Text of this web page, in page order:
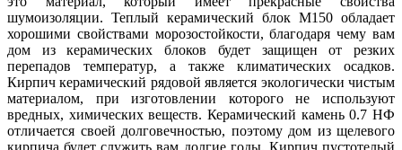
шумоизоляции. Теплый керамический блок М150 обладает
хорошими свойствами морозостойкости, благодаря чему вам
дом из керамических блоков будет защищен от резких
перепадов температур, а также климатических осадков.
Кирпич керамический рядовой является экологически чистым
материалом, при изготовлении которого не используют
вредных, химических веществ. Керамический камень 0.7 НФ
отличается своей долговечностью, поэтому дом из щелевого